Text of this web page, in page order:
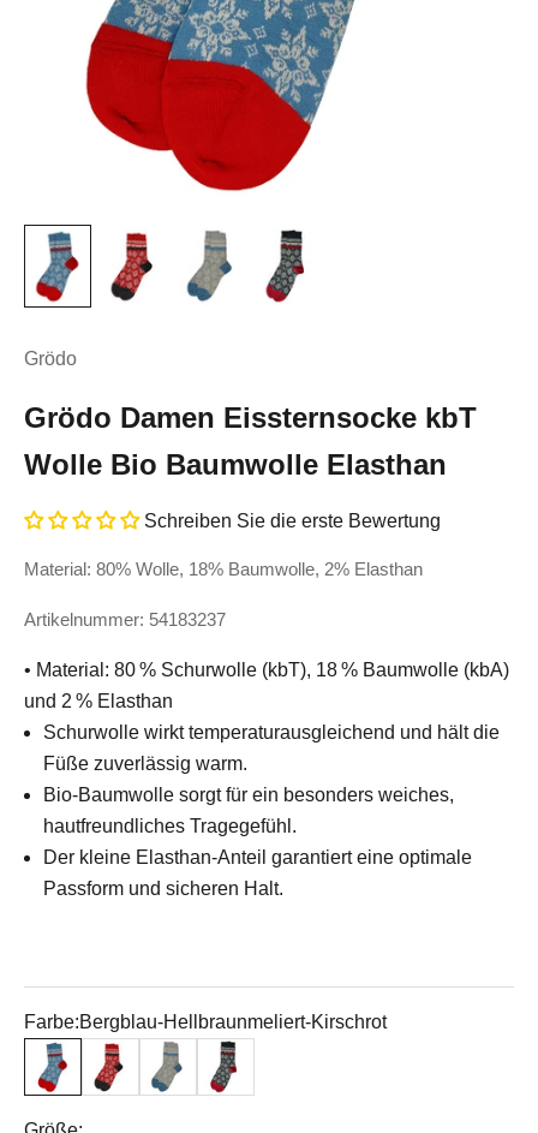
Grödo
Grödo Damen Eissternsocke kbT
Wolle Bio Baumwolle Elasthan
Schreiben Sie die erste Bewertung
Material: 80% Wolle, 18% Baumwolle, 2% Elasthan
Artikelnummer: 54183237
• Material: 80 % Schurwolle (kbT), 18 % Baumwolle (kbA)
und 2 % Elasthan
Schurwolle wirkt temperaturausgleichend und hält die
Füße zuverlässig warm.
Bio-Baumwolle sorgt für ein besonders weiches,
hautfreundliches Tragegefühl.
Der kleine Elasthan-Anteil garantiert eine optimale
Passform und sicheren Halt.
Farbe:Bergblau-Hellbraunmeliert-Kirschrot
Bergblau-Hellbraunmeliert-Kirschrot
Kirschrot-Rohweiß-Anthrazit
Naturgraumeliert-Hellbraunmeliert-Bergblau
Anthrazit-Rohweiß-Kirschrot